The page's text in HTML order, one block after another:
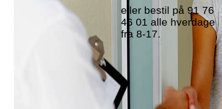
eller bestil på 91 76
46 01 alle hverdage
fra 8-17.